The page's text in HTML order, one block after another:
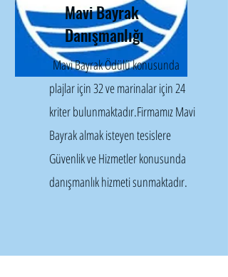
Mavi Bayrak
Danışmanlığı
Mavi Bayrak Ödülü konusunda
plajlar için 32 ve marinalar için 24
kriter bulunmaktadır.Firmamız Mavi
Bayrak almak isteyen tesislere
Güvenlik ve Hizmetler konusunda
danışmanlık hizmeti sunmaktadır.